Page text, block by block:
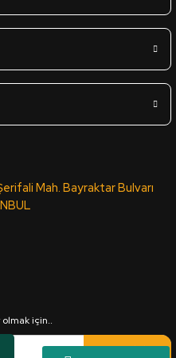
- 18*2100*2800mm
18*2100*2800mm
Mah. Bayraktar Bulvarı
için..
Kaydol